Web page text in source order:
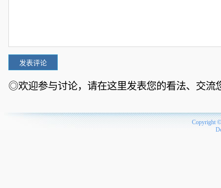
◎欢迎参与讨论，请在这里发表您的看法、交流
Copyright